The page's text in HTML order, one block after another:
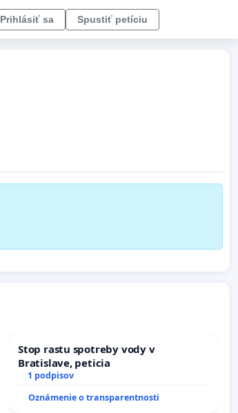
Prihlásiť sa Spustiť petíciu
Stop rastu spotreby vody v
Bratislave, peticia
1 podpisov
Oznámenie o transparentnosti